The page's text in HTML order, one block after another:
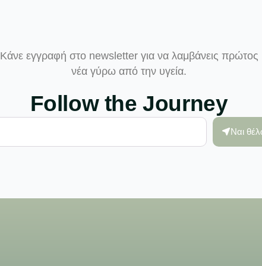
Κάνε εγγραφή στο newsletter για να λαμβάνεις πρώτος
νέα γύρω από την υγεία.
Follow the Journey
Ναι